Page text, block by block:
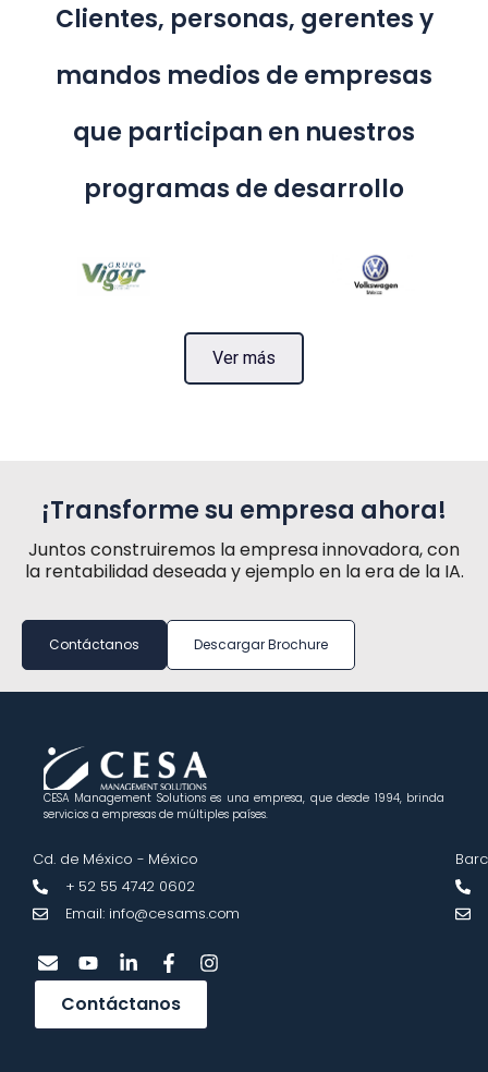
Clientes, personas, gerentes y
mandos medios de empresas
que participan en nuestros
programas de desarrollo
Ver más
¡Transforme su empresa ahora!
Juntos construiremos la empresa innovadora, con
la rentabilidad deseada y ejemplo en la era de la IA.
Contáctanos Descargar Brochure
CESA Management Solutions es una empresa, que desde 1994, brinda
servicios a empresas de múltiples países.
Cd. de México - México
+ 52 55 4742 0602
Email: info@cesams.com
Contáctanos